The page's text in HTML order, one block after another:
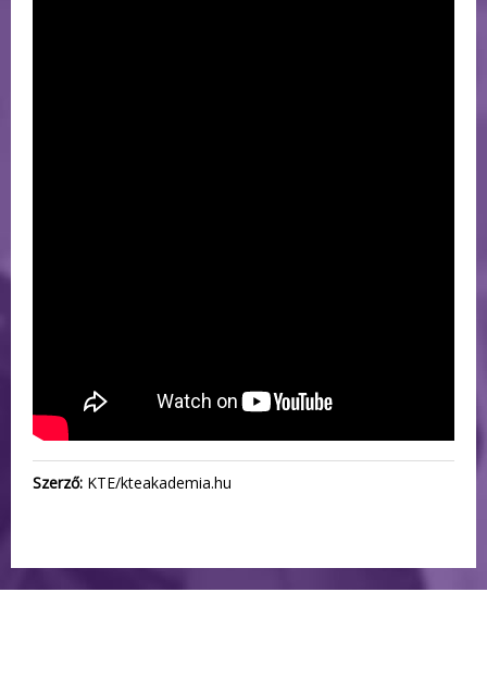
Szerző: KTE/kteakademia.hu